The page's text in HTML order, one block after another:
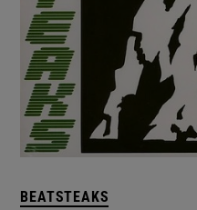
BEATSTEAKS